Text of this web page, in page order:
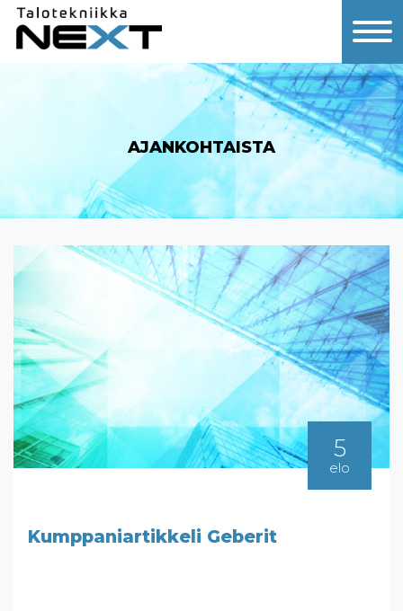
AJANKOHTAISTA
5
elo
Kumppaniartikkeli Geberit